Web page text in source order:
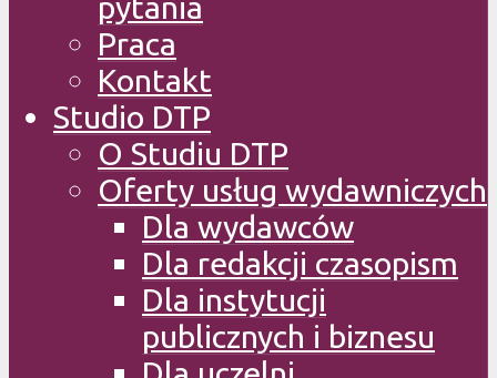
Praca
Kontakt
Studio DTP
O Studiu DTP
Oferty usług wydawniczych
Dla wydawców
Dla redakcji czasopism
Dla instytucji
publicznych i biznesu